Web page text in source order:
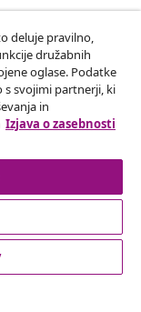
je last vidaXL
deluje pravilno,
družabnih
oglase. Podatke
s svojimi partnerji, ki
in
Izjava o zasebnosti